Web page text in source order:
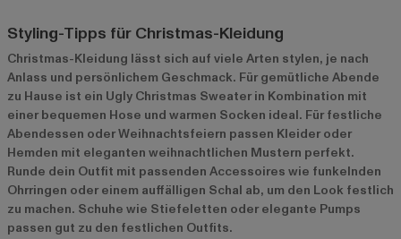
Styling-Tipps für Christmas-Kleidung
Christmas-Kleidung lässt sich auf viele Arten stylen, je nach
Anlass und persönlichem Geschmack. Für gemütliche Abende
zu Hause ist ein Ugly Christmas Sweater in Kombination mit
einer bequemen Hose und warmen Socken ideal. Für festliche
Abendessen oder Weihnachtsfeiern passen Kleider oder
Hemden mit eleganten weihnachtlichen Mustern perfekt.
Runde dein Outfit mit passenden Accessoires wie funkelnden
Ohrringen oder einem auffälligen Schal ab, um den Look festlich
zu machen. Schuhe wie Stiefeletten oder elegante Pumps
passen gut zu den festlichen Outfits.